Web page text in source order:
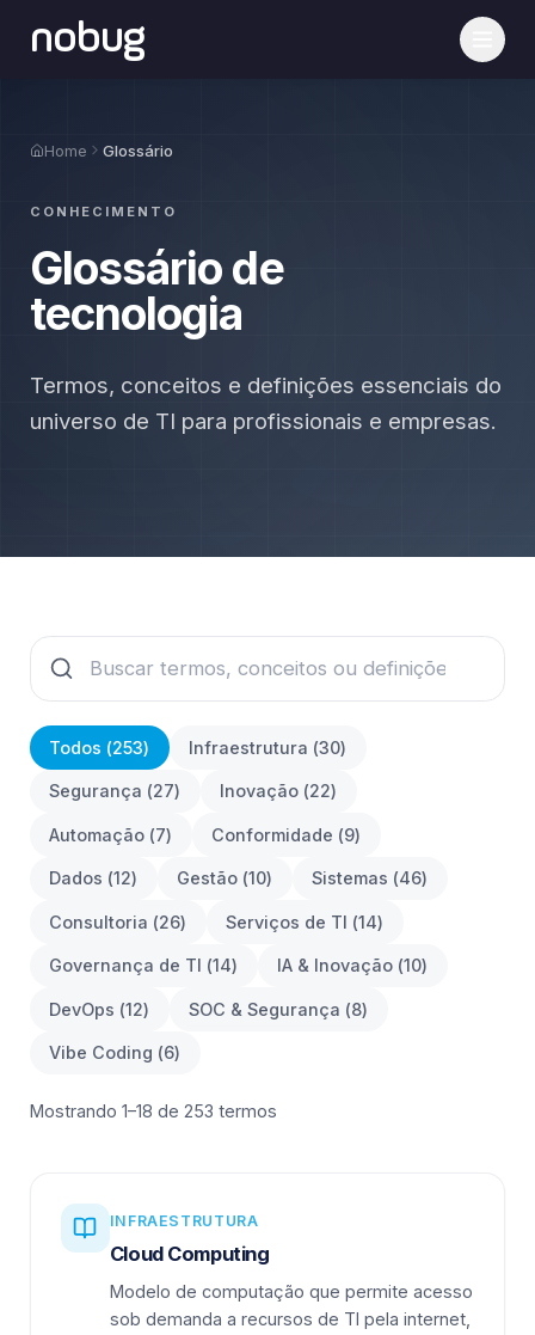
nobug
Home Glossário
CONHECIMENTO
Glossário de
tecnologia
Termos, conceitos e definições essenciais do
universo de TI para profissionais e empresas.
Todos (253) Infraestrutura (30)
Segurança (27) Inovação (22)
Automação (7) Conformidade (9)
Dados (12) Gestão (10) Sistemas (46)
Consultoria (26) Serviços de TI (14)
Governança de TI (14) IA & Inovação (10)
DevOps (12) SOC & Segurança (8)
Vibe Coding (6)
Mostrando 1–18 de 253 termos
INFRAESTRUTURA
Cloud Computing
Modelo de computação que permite acesso
sob demanda a recursos de TI pela internet,